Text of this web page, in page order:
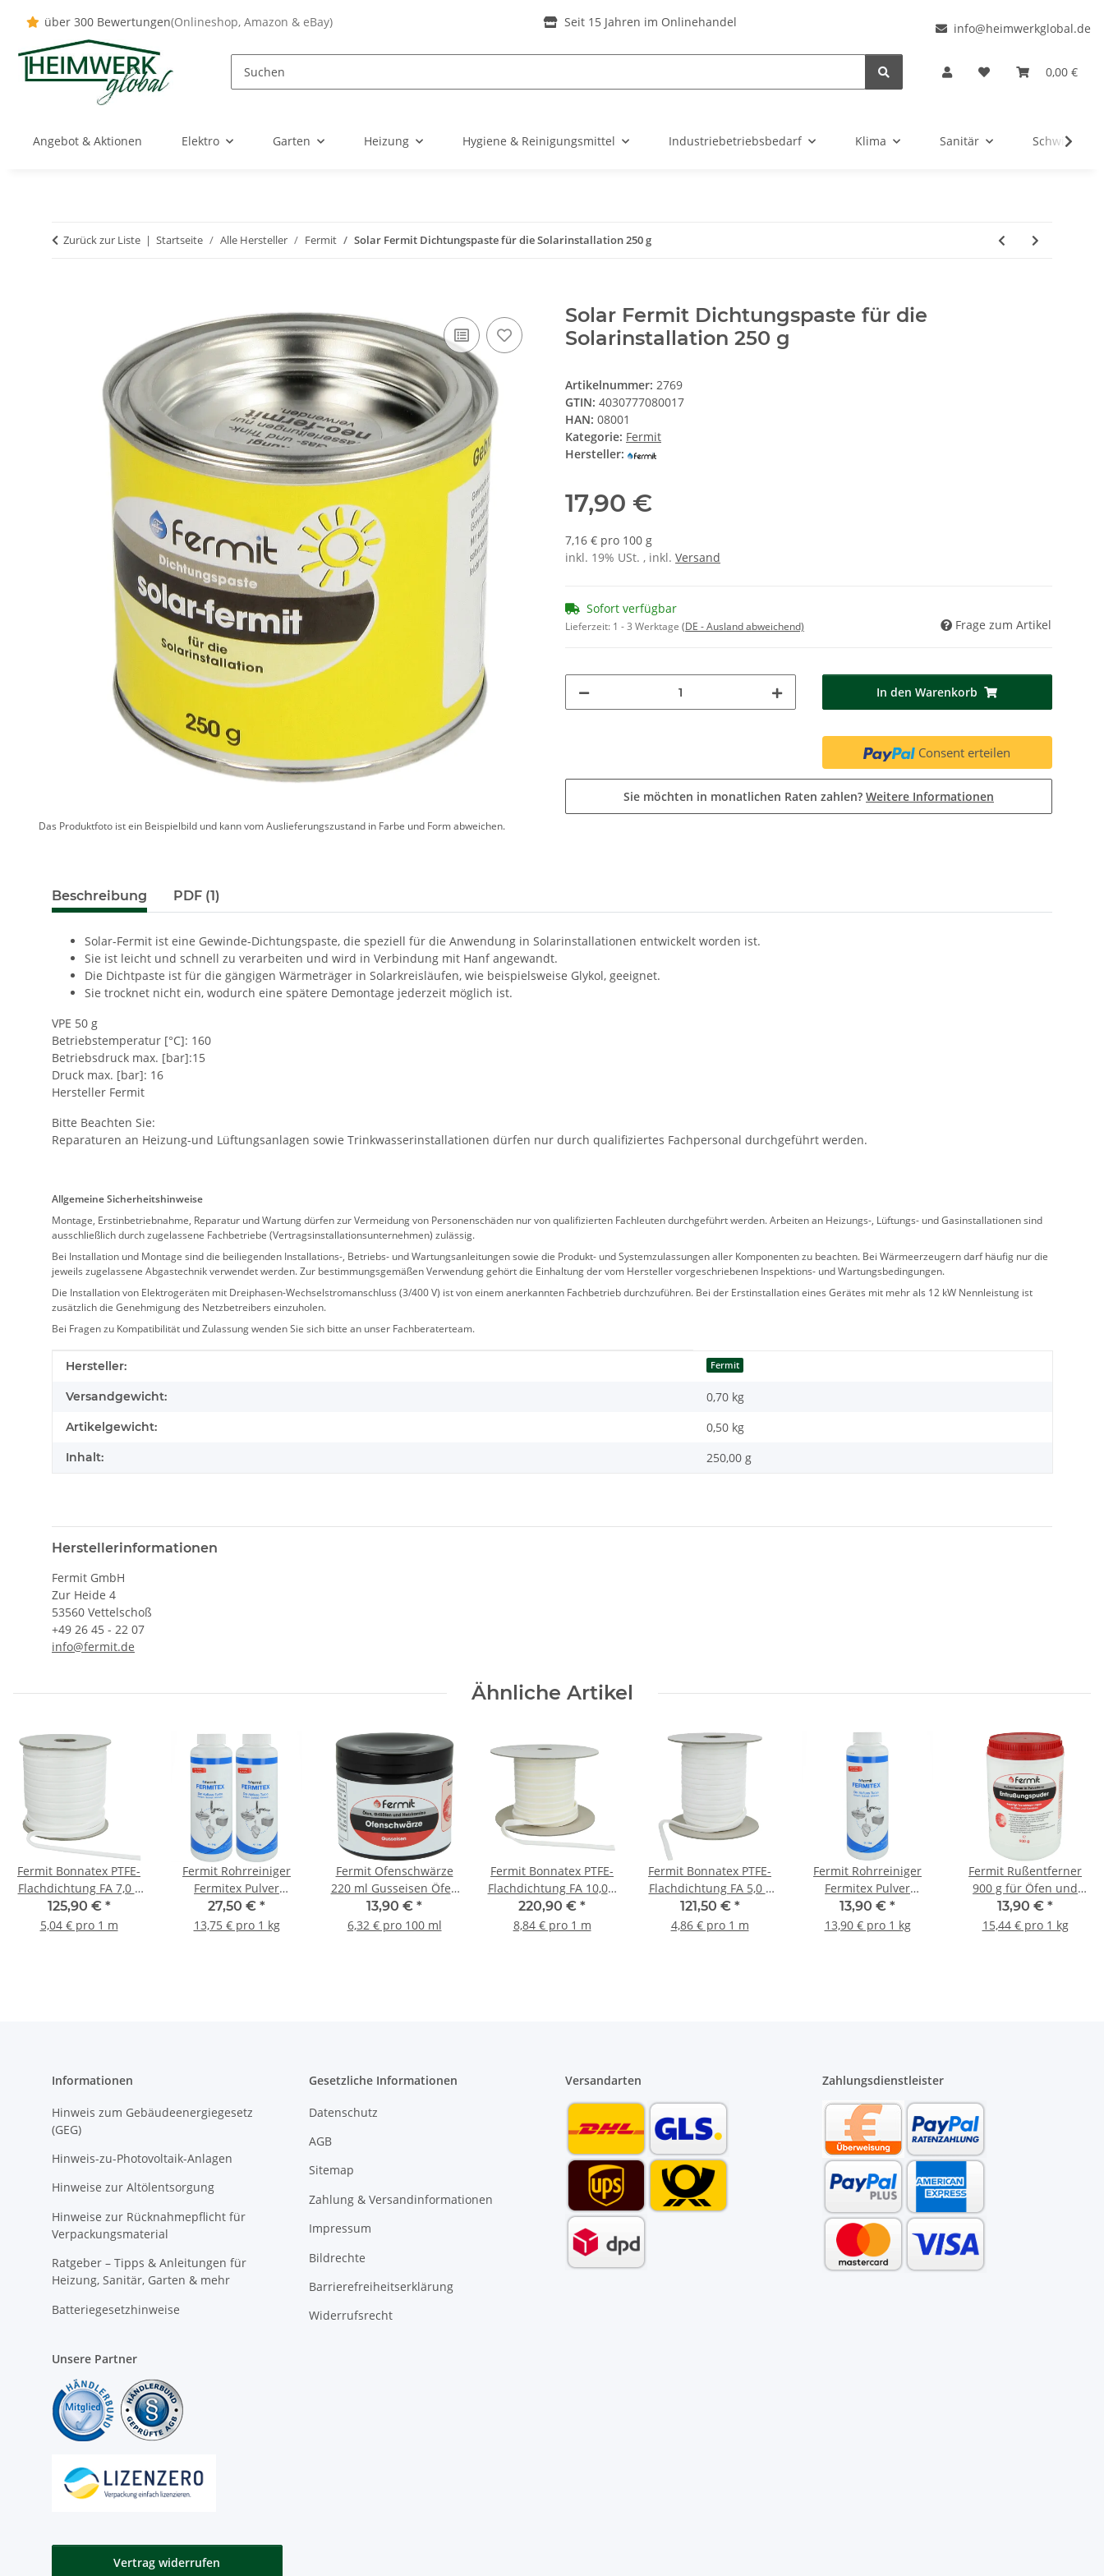
über 300 Bewertungen(Onlineshop, Amazon & eBay) Seit 15 Jahren im Onlinehandel info@heimwerkglobal.de
0,00 €
Angebot & Aktionen Elektro Garten Heizung Hygiene & Reinigungsmittel Industriebetriebsbedarf Klima Sanitär
Zurück zur Liste Startseite Alle Hersteller Fermit Solar Fermit Dichtungspaste für die Solarinstallation 250 g
Das Produktfoto ist ein Beispielbild und kann vom Auslieferungszustand in Farbe und Form abweichen.
Solar Fermit Dichtungspaste für die
Solarinstallation 250 g
Artikelnummer: 2769
GTIN: 4030777080017
HAN: 08001
Kategorie: Fermit
Hersteller:
17,90 €
7,16 € pro 100 g
inkl. 19% USt. , inkl. Versand
Sofort verfügbar
Lieferzeit: 1 - 3 Werktage (DE - Ausland abweichend) Frage zum Artikel
In den Warenkorb
Consent erteilen
Sie möchten in monatlichen Raten zahlen? Weitere Informationen
Beschreibung PDF (1)
Solar-Fermit ist eine Gewinde-Dichtungspaste, die speziell für die Anwendung in Solarinstallationen entwickelt worden ist.
Sie ist leicht und schnell zu verarbeiten und wird in Verbindung mit Hanf angewandt.
Die Dichtpaste ist für die gängigen Wärmeträger in Solarkreisläufen, wie beispielsweise Glykol, geeignet.
Sie trocknet nicht ein, wodurch eine spätere Demontage jederzeit möglich ist.
VPE 50 g
Betriebstemperatur [°C]: 160
Betriebsdruck max. [bar]:15
Druck max. [bar]: 16
Hersteller Fermit
Bitte Beachten Sie:
Reparaturen an Heizung-und Lüftungsanlagen sowie Trinkwasserinstallationen dürfen nur durch qualifiziertes Fachpersonal durchgeführt werden.
Allgemeine Sicherheitshinweise
Montage, Erstinbetriebnahme, Reparatur und Wartung dürfen zur Vermeidung von Personenschäden nur von qualifizierten Fachleuten durchgeführt werden. Arbeiten an Heizungs-, Lüftungs- und Gasinstallationen sind
ausschließlich durch zugelassene Fachbetriebe (Vertragsinstallationsunternehmen) zulässig.
Bei Installation und Montage sind die beiliegenden Installations-, Betriebs- und Wartungsanleitungen sowie die Produkt- und Systemzulassungen aller Komponenten zu beachten. Bei Wärmeerzeugern darf häufig nur die
jeweils zugelassene Abgastechnik verwendet werden. Zur bestimmungsgemäßen Verwendung gehört die Einhaltung der vom Hersteller vorgeschriebenen Inspektions- und Wartungsbedingungen.
Die Installation von Elektrogeräten mit Dreiphasen-Wechselstromanschluss (3/400 V) ist von einem anerkannten Fachbetrieb durchzuführen. Bei der Erstinstallation eines Gerätes mit mehr als 12 kW Nennleistung ist
zusätzlich die Genehmigung des Netzbetreibers einzuholen.
Bei Fragen zu Kompatibilität und Zulassung wenden Sie sich bitte an unser Fachberaterteam.
Produkteigenschaft
Wert
Hersteller: Fermit
Versandgewicht: 0,70 kg
Artikelgewicht: 0,50 kg
Inhalt: 250,00 g
Herstellerinformationen
Fermit GmbH
Zur Heide 4
53560 Vettelschoß
+49 26 45 - 22 07
info@fermit.de
Ähnliche Artikel
Fermit Bonnatex PTFE-
Flachdichtung FA 7,0 x
2,5 mm selbstklebend
VPE 25 Meter
125,90 € *
5,04 € pro 1 m
Fermit Rohrreiniger
Fermitex Pulver
Abflussreiniger 12001
1kg Dose 2 Stück
27,50 € *
13,75 € pro 1 kg
Fermit Ofenschwärze
220 ml Gusseisen Öfen
Grillöfen Heizkamine
Eisenmetallen
13,90 € *
6,32 € pro 100 ml
Fermit Bonnatex PTFE-
Flachdichtung FA 10,0 x
3 mm selbstklebend
VPE 25 Meter
220,90 € *
8,84 € pro 1 m
Fermit Bonnatex PTFE-
Flachdichtung FA 5,0 x
2,0 mm selbstklebend
VPE 25 Meter
121,50 € *
4,86 € pro 1 m
Fermit Rohrreiniger
Fermitex Pulver
Abflussreiniger
Rohrreiniger 12001 1kg
13,90 € *
13,90 € pro 1 kg
Fermit Rußentferner
900 g für Öfen und
Kamine in Pulverform
11503
13,90 € *
15,44 € pro 1 kg
Informationen
Hinweis zum Gebäudeenergiegesetz
(GEG)
Hinweis-zu-Photovoltaik-Anlagen
Hinweise zur Altölentsorgung
Hinweise zur Rücknahmepflicht für
Verpackungsmaterial
Ratgeber – Tipps & Anleitungen für
Heizung, Sanitär, Garten & mehr
Batteriegesetzhinweise
Gesetzliche Informationen
Datenschutz
AGB
Sitemap
Zahlung & Versandinformationen
Impressum
Bildrechte
Barrierefreiheitserklärung
Widerrufsrecht
Versandarten Zahlungsdienstleister
Unsere Partner
Vertrag widerrufen